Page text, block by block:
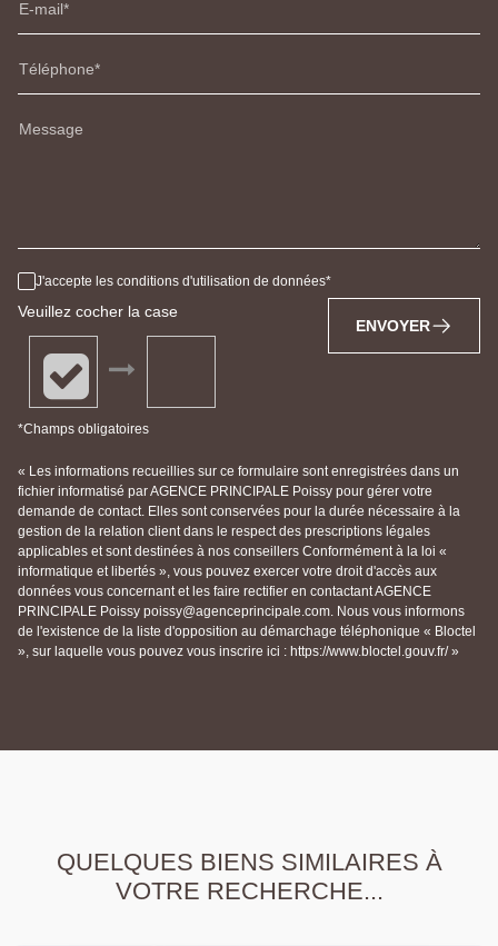
E-mail
Téléphone
Message
J'accepte les conditions d'utilisation de données
Veuillez cocher la case
*Champs obligatoires
ENVOYER
« Les informations recueillies sur ce formulaire sont enregistrées dans un
fichier informatisé par AGENCE PRINCIPALE Poissy pour gérer votre
demande de contact. Elles sont conservées pour la durée nécessaire à la
gestion de la relation client dans le respect des prescriptions légales
applicables et sont destinées à nos conseillers Conformément à la loi «
informatique et libertés », vous pouvez exercer votre droit d'accès aux
données vous concernant et les faire rectifier en contactant AGENCE
PRINCIPALE Poissy poissy@agenceprincipale.com. Nous vous informons
de l'existence de la liste d'opposition au démarchage téléphonique « Bloctel
», sur laquelle vous pouvez vous inscrire ici : https://www.bloctel.gouv.fr/ »
QUELQUES BIENS SIMILAIRES À
VOTRE RECHERCHE...